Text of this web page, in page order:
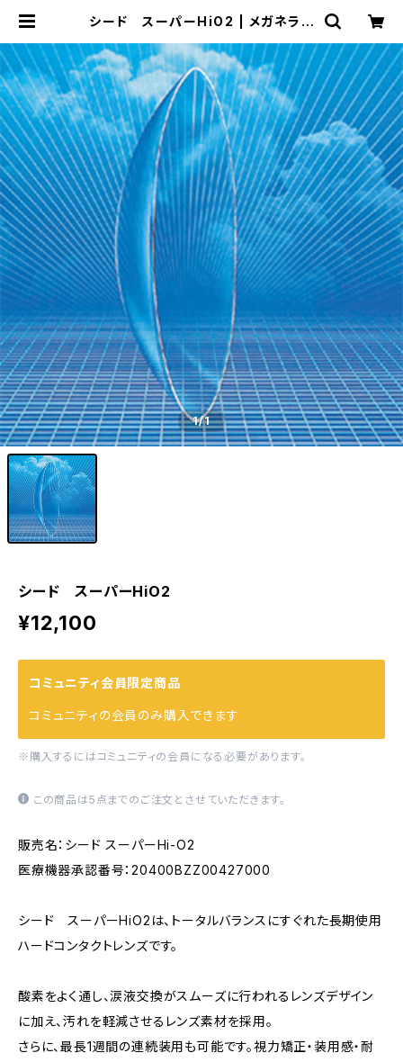
シード スーパーHiO2 | メガネライ
1/1
シード スーパーHiO2
¥12,100
コミュニティ会員限定商品
コミュニティの会員のみ購入できます
※購入するにはコミュニティの会員になる必要があります。
この商品は5点までのご注文とさせていただきます。
販売名：シード スーパーHi-O2
医療機器承認番号：20400BZZ00427000
シード スーパーHiO2は、トータルバランスにすぐれた長期使用
ハードコンタクトレンズです。
酸素をよく通し、涙液交換がスムーズに行われるレンズデザイン
に加え、汚れを軽減させるレンズ素材を採用。
さらに、最長1週間の連続装用も可能です。視力矯正・装用感・耐